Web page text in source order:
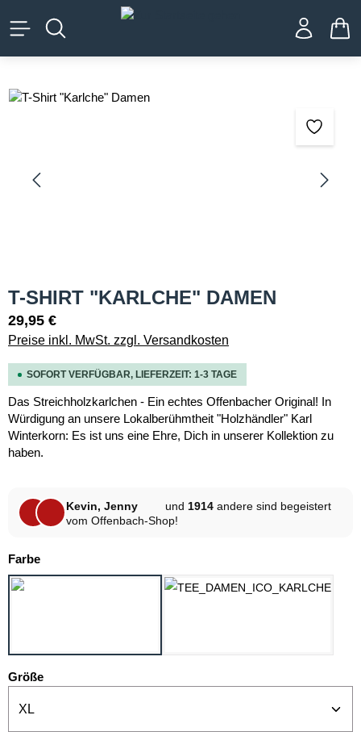
springen
Bildergalerie überspringen
T-SHIRT "KARLCHE" DAMEN
29,95 €
Preise inkl. MwSt. zzgl. Versandkosten
SOFORT VERFÜGBAR, LIEFERZEIT: 1-3 TAGE
Das Streichholzkarlchen - Ein echtes Offenbacher Original! In
Würdigung an unsere Lokalberühmtheit "Holzhändler" Karl
Winterkorn: Es ist uns eine Ehre, Dich in unserer Kollektion zu
haben.
Kevin, Jenny und 1914 andere sind begeistert
vom Offenbach-Shop!
Farbeauswählen
Größeauswählen